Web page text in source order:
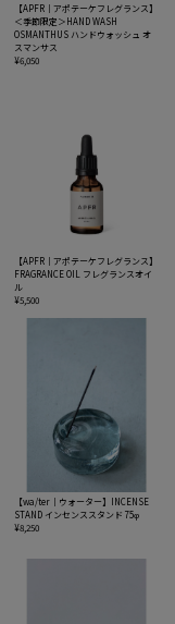
【APFR｜アポテーケフレグランス】
＜季節限定＞HAND WASH
OSMANTHUS ハンドウォッシュ オ
スマンサス
¥6,050
【APFR｜アポテーケフレグランス】
FRAGRANCE OIL フレグランスオイ
ル
¥5,500
【wa/ter｜ウォーター】INCENSE
STAND インセンススタンド 75φ
¥8,250